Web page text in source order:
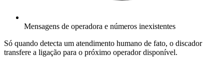
Mensagens de operadora e números inexistentes
Só quando detecta um atendimento humano de fato, o discador
transfere a ligação para o próximo operador disponível.